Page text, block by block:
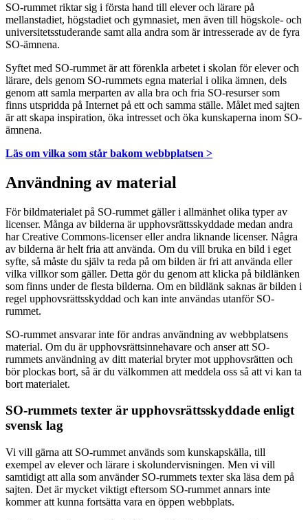
SO-rummet riktar sig i första hand till elever och lärare på
mellanstadiet, högstadiet och gymnasiet, men även till högskole- och
universitetsstuderande samt alla andra som är intresserade av de fyra
SO-ämnena.
Syftet med SO-rummet är att förenkla arbetet i skolan för elever och
lärare, dels genom SO-rummets egna material i olika ämnen, dels
genom att samla merparten av alla bra och fria SO-resurser som
finns utspridda på Internet på ett och samma ställe. Målet med sajten
är att skapa inspiration, öka intresset och öka kunskaperna inom SO-
ämnena.
Läs om vilka som står bakom webbplatsen >
Användning av material
För bildmaterialet på SO-rummet gäller i allmänhet olika typer av
licenser. Många av bilderna är upphovsrättsskyddade medan andra
har Creative Commons-licenser eller andra liknande licenser. Några
av bilderna är helt fria att använda. Om du vill bruka en bild i eget
syfte, så måste du själv ta reda på om bilden är fri att använda eller
vilka villkor som gäller. Detta gör du genom att klicka på bildlänken
som finns under de flesta bilderna. Om en bildlänk saknas är bilden i
regel upphovsrättsskyddad och kan inte användas utanför SO-
rummet.
SO-rummet ansvarar inte för andras användning av webbplatsens
material. Om du är upphovsrättsinnehavare och anser att SO-
rummets användning av ditt material bryter mot upphovsrätten och
bör plockas bort, så är du välkommen att meddela oss så att vi kan ta
bort materialet.
SO-rummets texter är upphovsrättsskyddade enligt
svensk lag
Vi vill gärna att SO-rummet används som kunskapskälla, till
exempel av elever och lärare i skolundervisningen. Men vi vill
samtidigt att alla som använder SO-rummets texter ska läsa dem på
sajten. Det är mycket viktigt eftersom SO-rummet annars inte
kommer att kunna fortsätta vara en öppen webbplats.